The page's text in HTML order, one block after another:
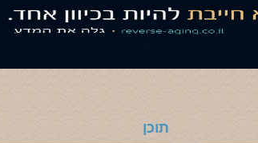
תוכן